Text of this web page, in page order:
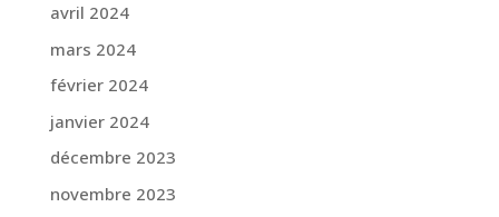
avril 2024
mars 2024
février 2024
janvier 2024
décembre 2023
novembre 2023